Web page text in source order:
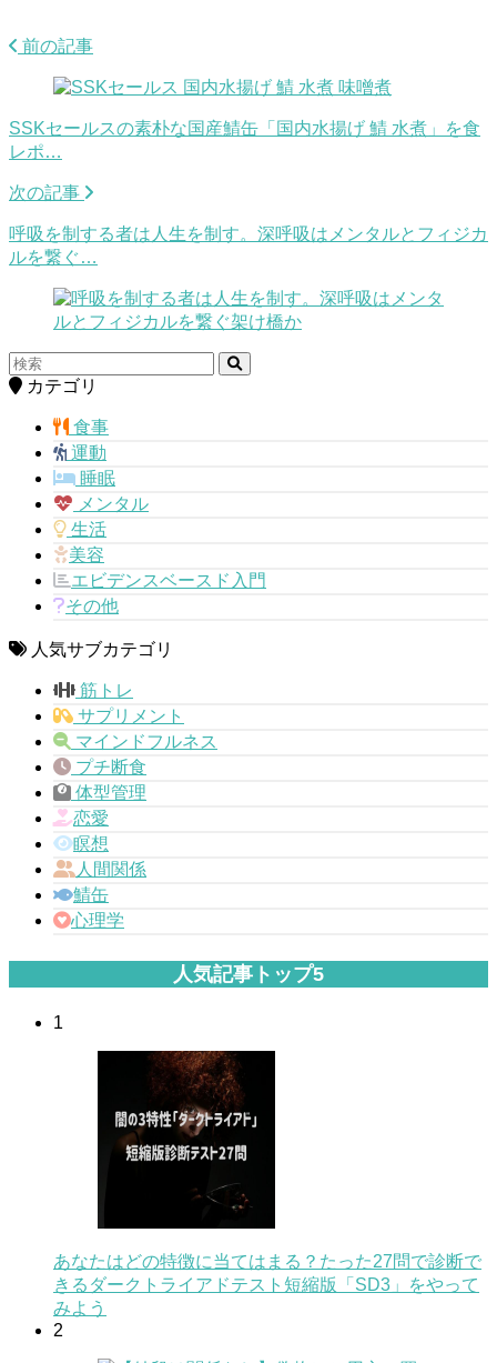
前の記事
SSKセールスの素朴な国産鯖缶「国内水揚げ 鯖 水煮」を食
レポ…
次の記事
呼吸を制する者は人生を制す。深呼吸はメンタルとフィジカ
ルを繋ぐ…
カテゴリ
食事
運動
睡眠
メンタル
生活
美容
エビデンスベースド入門
その他
人気サブカテゴリ
筋トレ
サプリメント
マインドフルネス
プチ断食
体型管理
恋愛
瞑想
人間関係
鯖缶
心理学
人気記事トップ5
1
あなたはどの特徴に当てはまる？たった27問で診断で
きるダークトライアドテスト短縮版「SD3」をやって
みよう
2